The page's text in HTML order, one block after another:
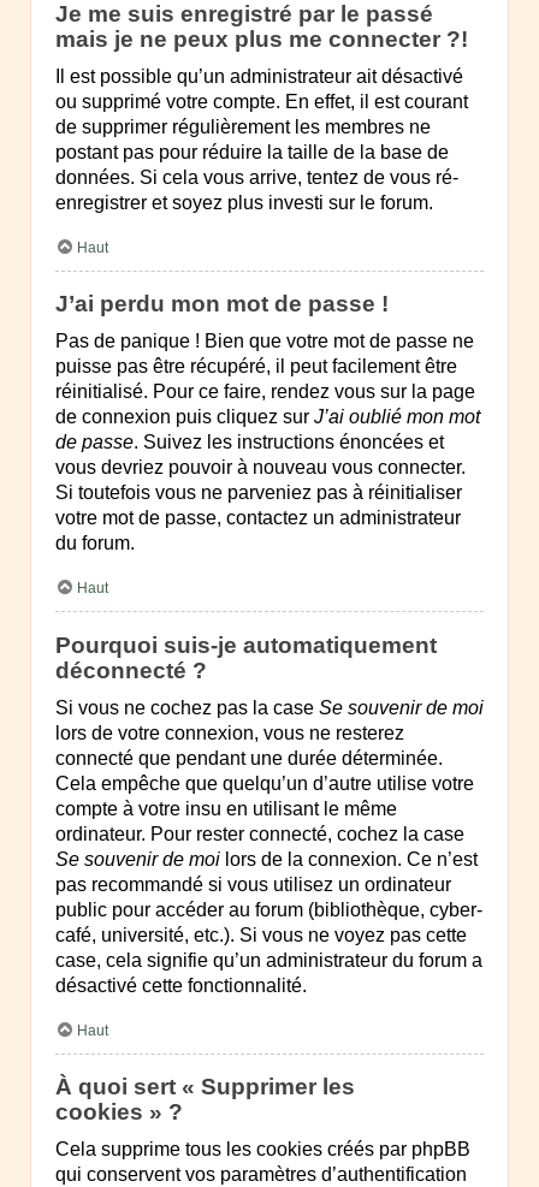
Je me suis enregistré par le passé
mais je ne peux plus me connecter ?!
Il est possible qu’un administrateur ait désactivé
ou supprimé votre compte. En effet, il est courant
de supprimer régulièrement les membres ne
postant pas pour réduire la taille de la base de
données. Si cela vous arrive, tentez de vous ré-
enregistrer et soyez plus investi sur le forum.
Haut
J’ai perdu mon mot de passe !
Pas de panique ! Bien que votre mot de passe ne
puisse pas être récupéré, il peut facilement être
réinitialisé. Pour ce faire, rendez vous sur la page
de connexion puis cliquez sur J’ai oublié mon mot
de passe. Suivez les instructions énoncées et
vous devriez pouvoir à nouveau vous connecter.
Si toutefois vous ne parveniez pas à réinitialiser
votre mot de passe, contactez un administrateur
du forum.
Haut
Pourquoi suis-je automatiquement
déconnecté ?
Si vous ne cochez pas la case Se souvenir de moi
lors de votre connexion, vous ne resterez
connecté que pendant une durée déterminée.
Cela empêche que quelqu’un d’autre utilise votre
compte à votre insu en utilisant le même
ordinateur. Pour rester connecté, cochez la case
Se souvenir de moi lors de la connexion. Ce n’est
pas recommandé si vous utilisez un ordinateur
public pour accéder au forum (bibliothèque, cyber-
café, université, etc.). Si vous ne voyez pas cette
case, cela signifie qu’un administrateur du forum a
désactivé cette fonctionnalité.
Haut
À quoi sert « Supprimer les
cookies » ?
Cela supprime tous les cookies créés par phpBB
qui conservent vos paramètres d’authentification